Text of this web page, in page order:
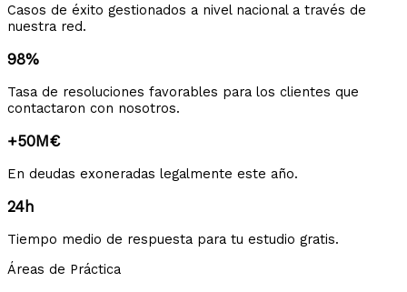
Casos de éxito gestionados a nivel nacional a través de
nuestra red.
98%
Tasa de resoluciones favorables para los clientes que
contactaron con nosotros.
+50M€
En deudas exoneradas legalmente este año.
24h
Tiempo medio de respuesta para tu estudio gratis.
Áreas de Práctica